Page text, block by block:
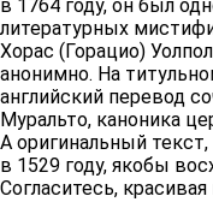
в 1764 году, он был
литературных
Хорас (Горацио)
анонимно. На
английский перевод
Муральто, каноника
А оригинальный
в 1529 году, якобы
Согласитесь,